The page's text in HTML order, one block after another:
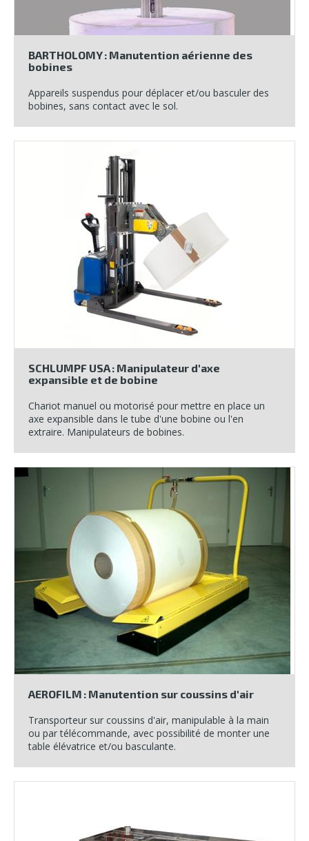
BARTHOLOMY : Manutention aérienne des
bobines
Appareils suspendus pour déplacer et/ou basculer des
bobines, sans contact avec le sol.
SCHLUMPF USA : Manipulateur d'axe
expansible et de bobine
Chariot manuel ou motorisé pour mettre en place un
axe expansible dans le tube d'une bobine ou l'en
extraire. Manipulateurs de bobines.
AEROFILM : Manutention sur coussins d'air
Transporteur sur coussins d'air, manipulable à la main
ou par télécommande, avec possibilité de monter une
table élévatrice et/ou basculante.